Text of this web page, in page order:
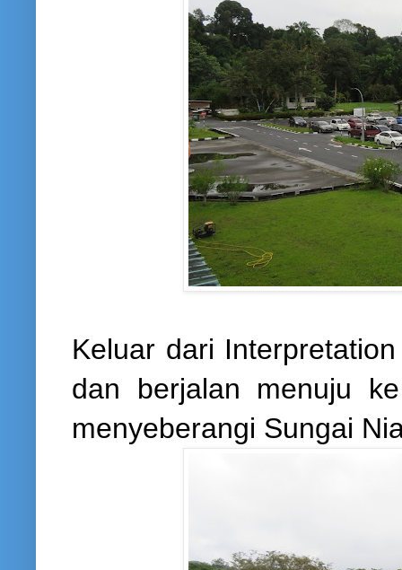
Keluar dari
dan berjalan menuju
menyeberangi Sungai